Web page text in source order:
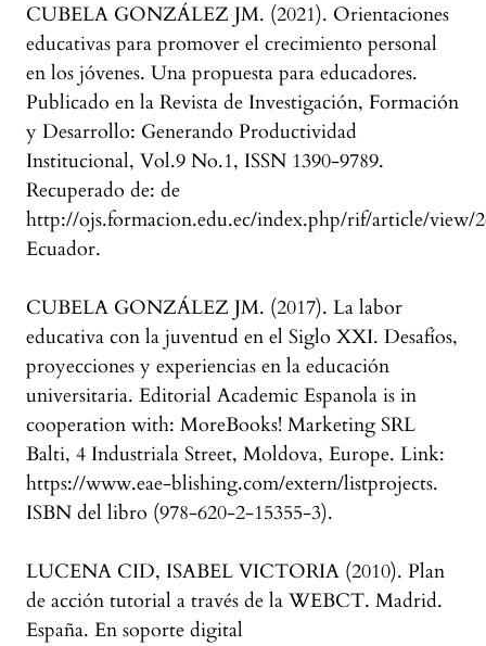
CUBELA GONZÁLEZ JM. (2021). Orientaciones
educativas para promover el crecimiento personal
en los jóvenes. Una propuesta para educadores.
Publicado en la Revista de Investigación, Formación
y Desarrollo: Generando Productividad
Institucional, Vol.9 No.1, ISSN 1390-9789.
Recuperado de: de
http://ojs.formacion.edu.ec/index.php/rif/article/view/
Ecuador.
CUBELA GONZÁLEZ JM. (2017). La labor
educativa con la juventud en el Siglo XXI. Desafíos,
proyecciones y experiencias en la educación
universitaria. Editorial Academic Espanola is in
cooperation with: MoreBooks! Marketing SRL
Balti, 4 Industriala Street, Moldova, Europe. Link:
https://www.eae-blishing.com/extern/listprojects.
ISBN del libro (978-620-2-15355-3).
LUCENA CID, ISABEL VICTORIA (2010). Plan
de acción tutorial a través de la WEBCT. Madrid.
España. En soporte digital